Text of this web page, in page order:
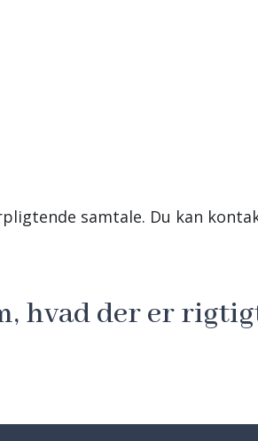
samtale. Du kan
hvad der er